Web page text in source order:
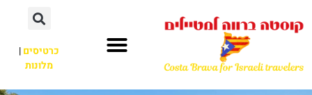
כרטיסים|
מלונות